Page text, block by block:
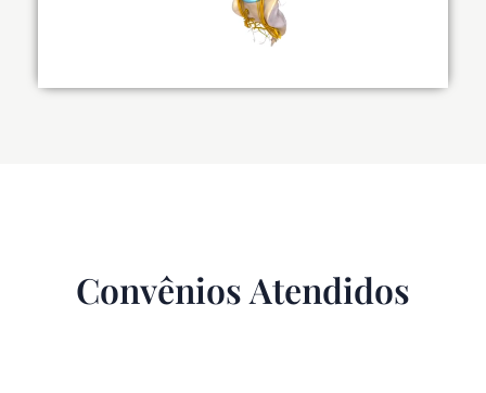
Convênios Atendidos